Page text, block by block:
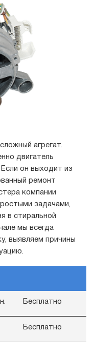
агрегат.
двигатель
он выходит из
ремонт
компании
задачами,
в стиральной
мы всегда
выявляем причины
Бесплатно
Бесплатно